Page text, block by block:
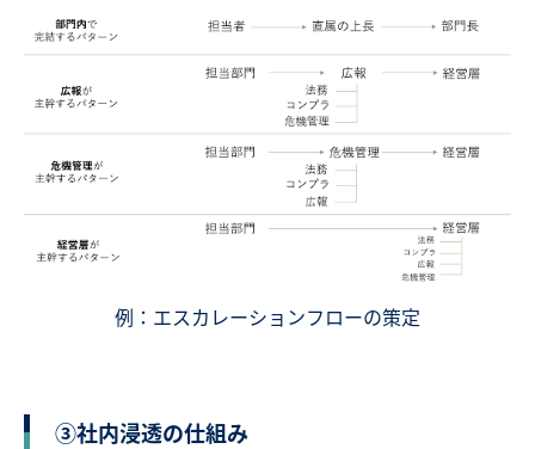
例：エスカレーションフローの策定
③社内浸透の仕組み